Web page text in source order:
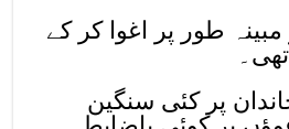
مبینہ طور پر اغوا کر کے
پر کئی سنگین